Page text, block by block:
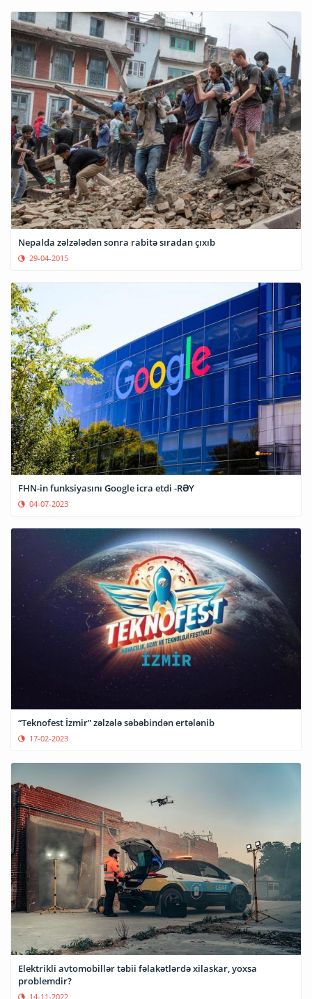
Nepalda zəlzələdən sonra rabitə sıradan çıxıb
29-04-2015
FHN-in funksiyasını Google icra etdi -RƏY
04-07-2023
“Teknofest İzmir” zəlzələ səbəbindən ertələnib
17-02-2023
Elektrikli avtomobillər təbii fəlakətlərdə xilaskar, yoxsa
problemdir?
14-11-2022